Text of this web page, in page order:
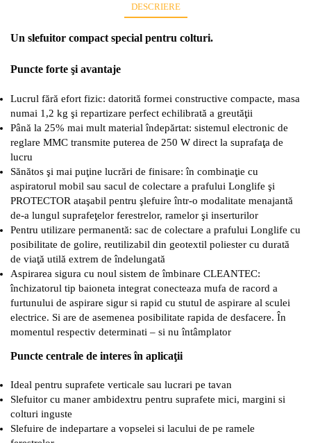
DESCRIERE
Un slefuitor compact special pentru colturi.
Puncte forte şi avantaje
Lucrul fără efort fizic: datorită formei constructive compacte, masa
numai 1,2 kg şi repartizare perfect echilibrată a greutăţii
Până la 25% mai mult material îndepărtat: sistemul electronic de
reglare MMC transmite puterea de 250 W direct la suprafaţa de
lucru
Sănătos şi mai puţine lucrări de finisare: în combinaţie cu
aspiratorul mobil sau sacul de colectare a prafului Longlife şi
PROTECTOR ataşabil pentru şlefuire într-o modalitate menajantă
de-a lungul suprafeţelor ferestrelor, ramelor şi inserturilor
Pentru utilizare permanentă: sac de colectare a prafului Longlife cu
posibilitate de golire, reutilizabil din geotextil poliester cu durată
de viaţă utilă extrem de îndelungată
Aspirarea sigura cu noul sistem de îmbinare CLEANTEC:
închizatorul tip baioneta integrat conecteaza mufa de racord a
furtunului de aspirare sigur si rapid cu stutul de aspirare al sculei
electrice. Si are de asemenea posibilitate rapida de desfacere. În
momentul respectiv determinati – si nu întâmplator
Puncte centrale de interes în aplicaţii
Ideal pentru suprafete verticale sau lucrari pe tavan
Slefuitor cu maner ambidextru pentru suprafete mici, margini si
colturi inguste
Slefuire de indepartare a vopselei si lacului de pe ramele